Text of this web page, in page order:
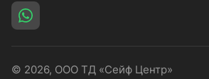
© 2026, ООО ТД «Сейф Центр»